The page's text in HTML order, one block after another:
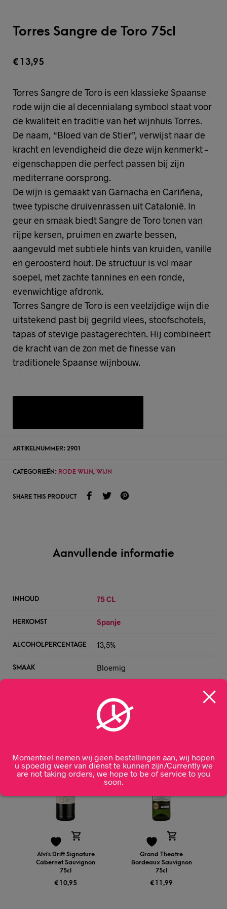
Torres Sangre de Toro 75cl
€13,95
Torres Sangre de Toro is een klassieke Spaanse
rode wijn die al decennialang symbool staat voor
de kwaliteit en traditie van het wijnhuis Torres.
De naam, “Bloed van de Stier”, verwijst naar de
kracht en levendigheid die deze wijn kenmerkt –
eigenschappen die perfect passen bij zijn
mediterrane oorsprong.
De wijn is gemaakt van Garnacha en Cariñena,
twee typische druivenrassen uit Catalonië. In
geur en smaak biedt Sangre de Toro tonen van
rijpe kersen, pruimen en zwarte bessen,
aangevuld met subtiele hints van kruiden, vanille
en geroosterd hout. De structuur is vol maar
soepel, met zachte tannines en een ronde,
evenwichtige afdronk.
Torres Sangre de Toro is een veelzijdige wijn die
uitstekend past bij gegrild vlees, stoofschotels,
tapas of stevige pastagerechten. Hij combineert
de kracht van de zon met de finesse van
traditionele Spaanse wijnbouw.
ARTIKELNUMMER: 2901
CATEGORIEËN: RODE WIJN WIJN
SHARE THIS PRODUCT
Aanvullende informatie
INHOUD 75 CL
HERKOMST Spanje
ALCOHOLPERCENTAGE 13,5%
SMAAK Bloemig
Gerelateerde producten
Alvi’s Drift Signature
Cabernet Sauvignon
75cl
€ 10,95
Grand Theatre
Bordeaux Sauvignon
75cl
€ 11,99
Momenteel nemen wij geen bestellingen aan, wij hopen
u spoedig weer van dienst te kunnen zijn/Currently we
are not taking orders, we hope to be of service to you
soon.